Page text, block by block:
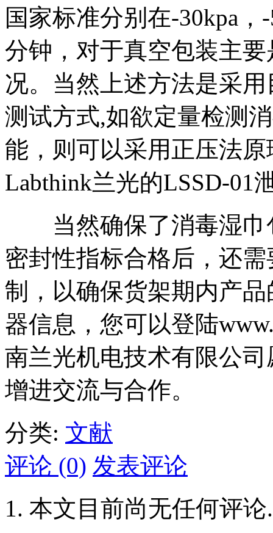
国家标准分别在-30kpa，
分钟，对于真空包装主
况。当然上述方法是采
测试方式,如欲定量检测
能，则可以采用正压法
Labthink兰光的LSSD-01
当然确保了消毒湿巾
密封性指标合格后，还
制，以确保货架期内产
器信息，您可以登陆
南兰光机电技术有限公
增进交流与合作。
分类: 文献
评论 (0) 发表评论
本文目前尚无任何评论.